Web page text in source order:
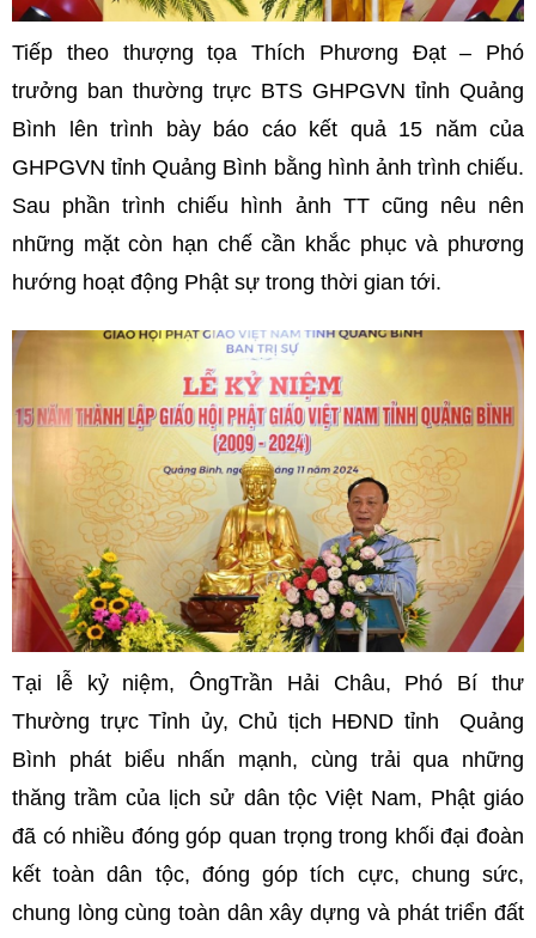
Tiếp theo thượng tọa Thích Phương Đạt – Phó
trưởng ban thường trực BTS GHPGVN tỉnh Quảng
Bình lên trình bày báo cáo kết quả 15 năm của
GHPGVN tỉnh Quảng Bình bằng hình ảnh trình chiếu.
Sau phần trình chiếu hình ảnh TT cũng nêu nên
những mặt còn hạn chế cần khắc phục và phương
hướng hoạt động Phật sự trong thời gian tới.
Tại lễ kỷ niệm, ÔngTrần Hải Châu, Phó Bí thư
Thường trực Tỉnh ủy, Chủ tịch HĐND tỉnh Quảng
Bình phát biểu nhấn mạnh, cùng trải qua những
thăng trầm của lịch sử dân tộc Việt Nam, Phật giáo
đã có nhiều đóng góp quan trọng trong khối đại đoàn
kết toàn dân tộc, đóng góp tích cực, chung sức,
chung lòng cùng toàn dân xây dựng và phát triển đất